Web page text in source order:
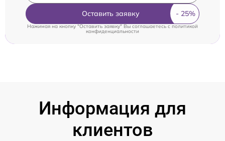
Оставить заявку
Нажимая на кнопку "Оставить заявку" Вы соглашаетесь cполитикой
конфиденциальности
Информация для
клиентов